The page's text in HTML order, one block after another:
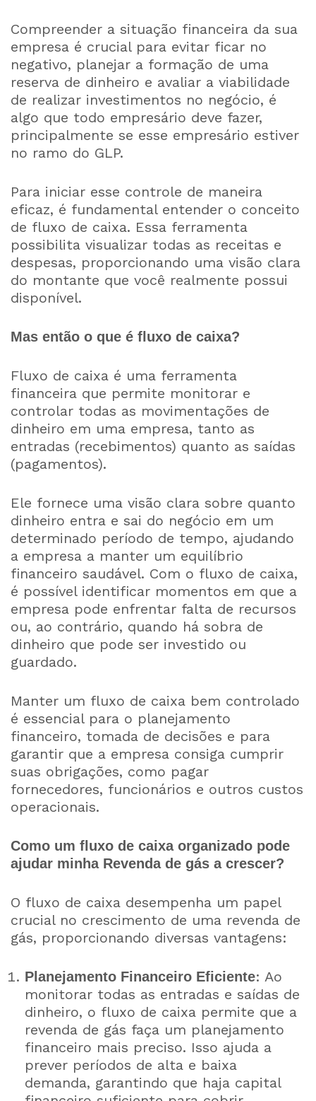
Compreender a situação financeira da sua
empresa é crucial para evitar ficar no
negativo, planejar a formação de uma
reserva de dinheiro e avaliar a viabilidade
de realizar investimentos no negócio, é
algo que todo empresário deve fazer,
principalmente se esse empresário estiver
no ramo do GLP.
Para iniciar esse controle de maneira
eficaz, é fundamental entender o conceito
de fluxo de caixa. Essa ferramenta
possibilita visualizar todas as receitas e
despesas, proporcionando uma visão clara
do montante que você realmente possui
disponível.
Mas então o que é fluxo de caixa?
Fluxo de caixa é uma ferramenta
financeira que permite monitorar e
controlar todas as movimentações de
dinheiro em uma empresa, tanto as
entradas (recebimentos) quanto as saídas
(pagamentos).
Ele fornece uma visão clara sobre quanto
dinheiro entra e sai do negócio em um
determinado período de tempo, ajudando
a empresa a manter um equilíbrio
financeiro saudável. Com o fluxo de caixa,
é possível identificar momentos em que a
empresa pode enfrentar falta de recursos
ou, ao contrário, quando há sobra de
dinheiro que pode ser investido ou
guardado.
Manter um fluxo de caixa bem controlado
é essencial para o planejamento
financeiro, tomada de decisões e para
garantir que a empresa consiga cumprir
suas obrigações, como pagar
fornecedores, funcionários e outros custos
operacionais.
Como um fluxo de caixa organizado pode
ajudar minha Revenda de gás a crescer?
O fluxo de caixa desempenha um papel
crucial no crescimento de uma revenda de
gás, proporcionando diversas vantagens:
Planejamento Financeiro Eficiente: Ao
monitorar todas as entradas e saídas de
dinheiro, o fluxo de caixa permite que a
revenda de gás faça um planejamento
financeiro mais preciso. Isso ajuda a
prever períodos de alta e baixa
demanda, garantindo que haja capital